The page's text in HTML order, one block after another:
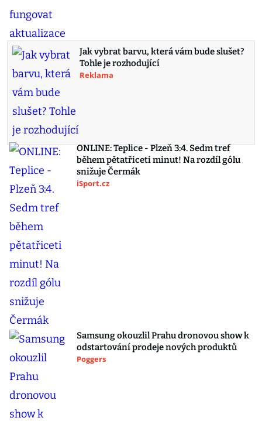
Jak vybrat barvu, která vám bude slušet?
Tohle je rozhodující
Reklama
ONLINE: Teplice - Plzeň 3:4. Sedm tref
během pětatřiceti minut! Na rozdíl gólu
snižuje Čermák
iSport.cz
Samsung okouzlil Prahu dronovou show k
odstartování prodeje nových produktů
Poggers